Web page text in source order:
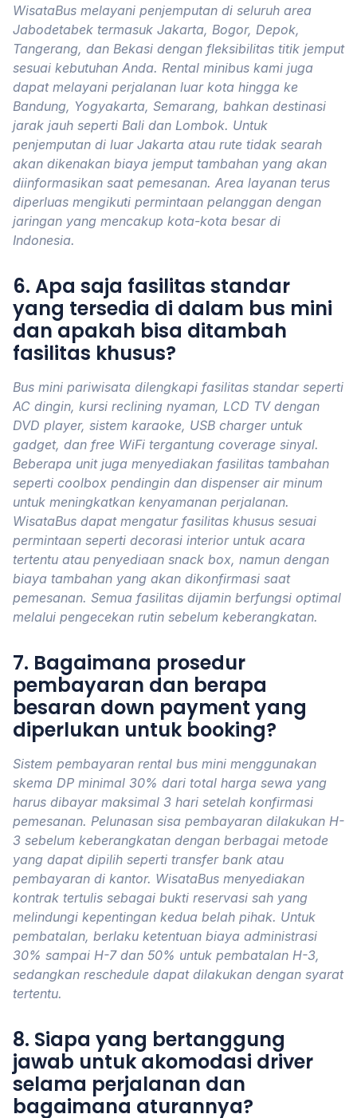
WisataBus melayani penjemputan di seluruh area
Jabodetabek termasuk Jakarta, Bogor, Depok,
Tangerang, dan Bekasi dengan fleksibilitas titik jemput
sesuai kebutuhan Anda. Rental minibus kami juga
dapat melayani perjalanan luar kota hingga ke
Bandung, Yogyakarta, Semarang, bahkan destinasi
jarak jauh seperti Bali dan Lombok. Untuk
penjemputan di luar Jakarta atau rute tidak searah
akan dikenakan biaya jemput tambahan yang akan
diinformasikan saat pemesanan. Area layanan terus
diperluas mengikuti permintaan pelanggan dengan
jaringan yang mencakup kota-kota besar di
Indonesia.
6. Apa saja fasilitas standar
yang tersedia di dalam bus mini
dan apakah bisa ditambah
fasilitas khusus?
Bus mini pariwisata dilengkapi fasilitas standar seperti
AC dingin, kursi reclining nyaman, LCD TV dengan
DVD player, sistem karaoke, USB charger untuk
gadget, dan free WiFi tergantung coverage sinyal.
Beberapa unit juga menyediakan fasilitas tambahan
seperti coolbox pendingin dan dispenser air minum
untuk meningkatkan kenyamanan perjalanan.
WisataBus dapat mengatur fasilitas khusus sesuai
permintaan seperti decorasi interior untuk acara
tertentu atau penyediaan snack box, namun dengan
biaya tambahan yang akan dikonfirmasi saat
pemesanan. Semua fasilitas dijamin berfungsi optimal
melalui pengecekan rutin sebelum keberangkatan.
7. Bagaimana prosedur
pembayaran dan berapa
besaran down payment yang
diperlukan untuk booking?
Sistem pembayaran rental bus mini menggunakan
skema DP minimal 30% dari total harga sewa yang
harus dibayar maksimal 3 hari setelah konfirmasi
pemesanan. Pelunasan sisa pembayaran dilakukan H-
3 sebelum keberangkatan dengan berbagai metode
yang dapat dipilih seperti transfer bank atau
pembayaran di kantor. WisataBus menyediakan
kontrak tertulis sebagai bukti reservasi sah yang
melindungi kepentingan kedua belah pihak. Untuk
pembatalan, berlaku ketentuan biaya administrasi
30% sampai H-7 dan 50% untuk pembatalan H-3,
sedangkan reschedule dapat dilakukan dengan syarat
tertentu.
8. Siapa yang bertanggung
jawab untuk akomodasi driver
selama perjalanan dan
bagaimana aturannya?